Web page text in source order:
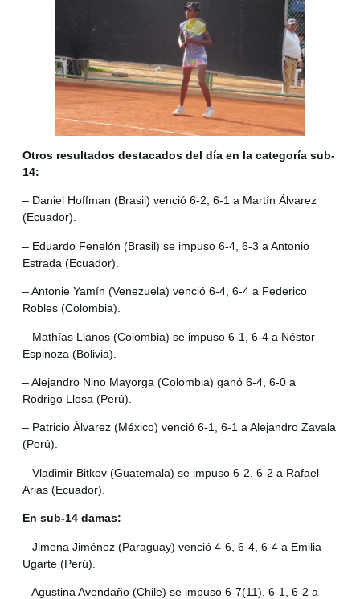
Otros resultados destacados del día en la categoría sub-
14:
– Daniel Hoffman (Brasil) venció 6-2, 6-1 a Martín Álvarez
(Ecuador).
– Eduardo Fenelón (Brasil) se impuso 6-4, 6-3 a Antonio
Estrada (Ecuador).
– Antonie Yamín (Venezuela) venció 6-4, 6-4 a Federico
Robles (Colombia).
– Mathías Llanos (Colombia) se impuso 6-1, 6-4 a Néstor
Espinoza (Bolivia).
– Alejandro Nino Mayorga (Colombia) ganó 6-4, 6-0 a
Rodrigo Llosa (Perú).
– Patricio Álvarez (México) venció 6-1, 6-1 a Alejandro Zavala
(Perú).
– Vladimir Bitkov (Guatemala) se impuso 6-2, 6-2 a Rafael
Arias (Ecuador).
En sub-14 damas:
– Jimena Jiménez (Paraguay) venció 4-6, 6-4, 6-4 a Emilia
Ugarte (Perú).
– Agustina Avendaño (Chile) se impuso 6-7(11), 6-1, 6-2 a